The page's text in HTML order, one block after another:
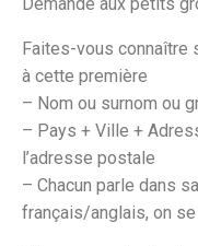
Faites-vous
à cette première
– Nom ou surnom ou
– Pays + Ville +
l’adresse postale
– Chacun parle dans
français/anglais, on